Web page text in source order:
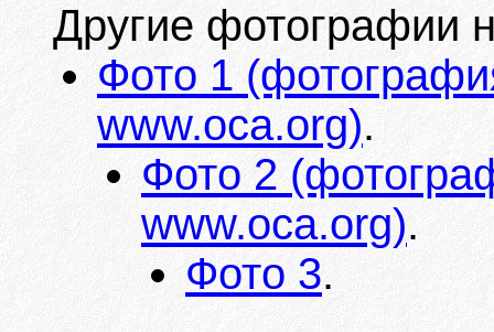
Другие фотографии
Фото 1
www.oca.org).
Фото 2
www.oca.org).
Фото 3.